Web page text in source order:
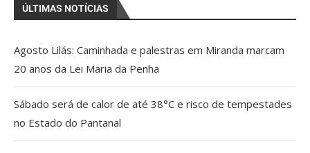
ÚLTIMAS NOTÍCIAS
Agosto Lilás: Caminhada e palestras em Miranda marcam
20 anos da Lei Maria da Penha
Sábado será de calor de até 38°C e risco de tempestades
no Estado do Pantanal